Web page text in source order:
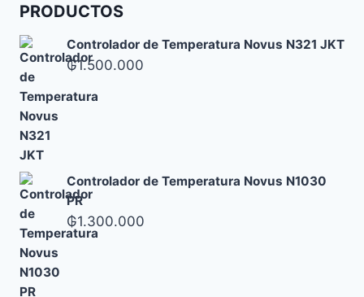
PRODUCTOS
Controlador de Temperatura Novus N321 JKT
₲1.500.000
Controlador de Temperatura Novus N1030
PR
₲1.300.000